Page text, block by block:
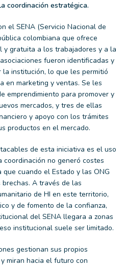
coordinación estratégica.
el SENA (Servicio Nacional de
colombiana que ofrece
y gratuita a los trabajadores y a la
fueron identificadas y
institución, lo que les permitió
en marketing y ventas. Se les
emprendimiento para promover y
mercados, y tres de ellas
y apoyo con los trámites
productos en el mercado.
de esta iniciativa es el uso
no generó costes
cuando el Estado y las ONG
A través de las
de HI en este territorio,
y de fomento de la confianza,
del SENA llegara a zonas
institucional suele ser limitado.
gestionan sus propios
miran hacia el futuro con